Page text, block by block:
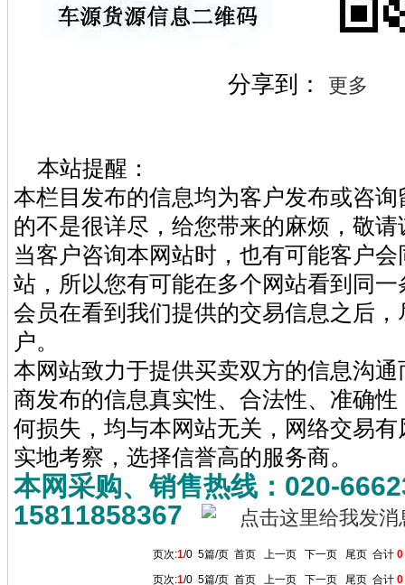
分享到： 更多
本站提醒：
本栏目发布的信息均为客户发布或咨
的不是很详尽，给您带来的麻烦，敬请
当客户咨询本网站时，也有可能客户
站，所以您有可能在多个网站看到同
会员在看到我们提供的交易信息之后
户。
本网站致力于提供买卖双方的信息沟
商发布的信息真实性、合法性、准确
何损失，均与本网站无关，网络交易
实地考察，选择信誉高的服务商。
本网采购、销售热线：020-
15811858367